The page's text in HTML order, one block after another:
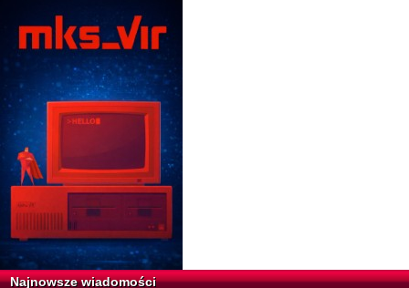
Najnowsze wiadomości